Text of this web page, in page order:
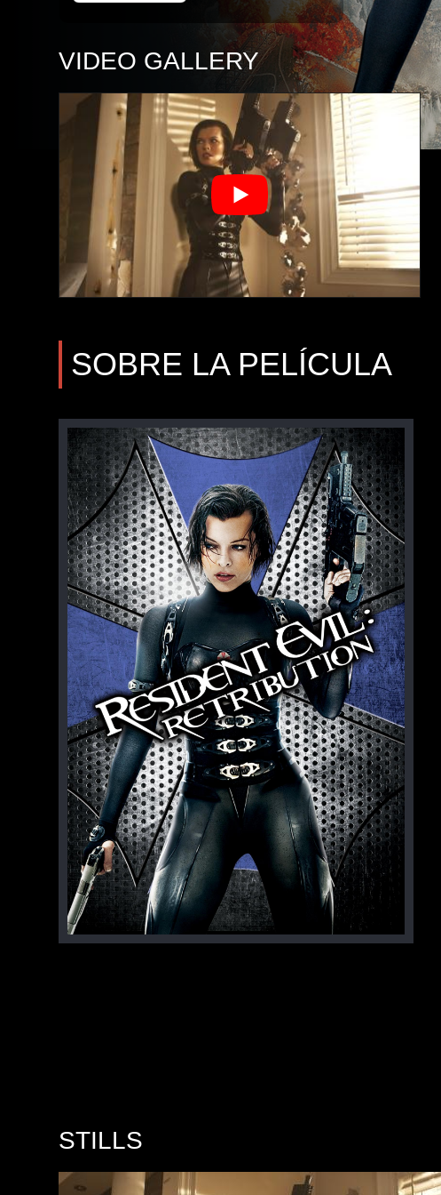
VIDEO GALLERY
SOBRE LA PELÍCULA
STILLS